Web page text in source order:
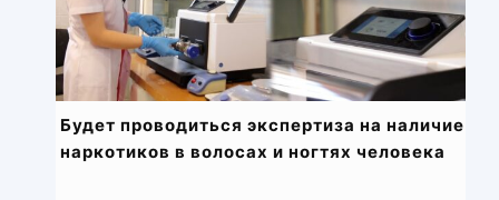
Будет проводиться экспертиза на наличие
наркотиков в волосах и ногтях человека